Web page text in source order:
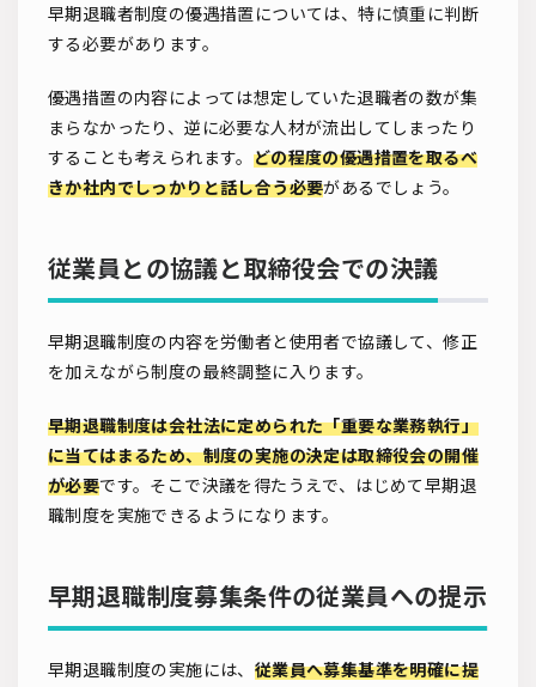
早期退職者制度の優遇措置については、特に慎重に判断
する必要があります。
優遇措置の内容によっては想定していた退職者の数が集
まらなかったり、逆に必要な人材が流出してしまったり
することも考えられます。 どの程度の優遇措置を取るべ
きか社内でしっかりと話し合う必要があるでしょう。
従業員との協議と取締役会での決議
早期退職制度の内容を労働者と使用者で協議して、修正
を加えながら制度の最終調整に入ります。
早期退職制度は会社法に定められた「重要な業務執行」
に当てはまるため、制度の実施の決定は取締役会の開催
が必要です。そこで決議を得たうえで、はじめて早期退
職制度を実施できるようになります。
早期退職制度募集条件の従業員への提示
早期退職制度の実施には、 従業員へ募集基準を明確に提